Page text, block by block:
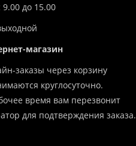
9.00 до 15.00
магазин
заказы через корзину
круглосуточно.
время вам перезвонит
для подтверждения заказа.